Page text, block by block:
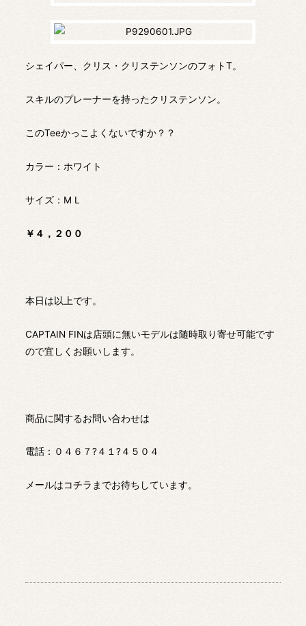
シェイパー、クリス・クリステンソンのフォトT。
スキルのプレーナーを持ったクリステンソン。
このTeeかっこよくないですか？？
カラー：ホワイト
サイズ：M L
￥４，２００
本日は以上です。
CAPTAIN FINは店頭に無いモデルは随時取り寄せ可能です
ので宜しくお願いします。
商品に関するお問い合わせは
電話：０４６７?４１?４５０４
メールはコチラ までお待ちしています。